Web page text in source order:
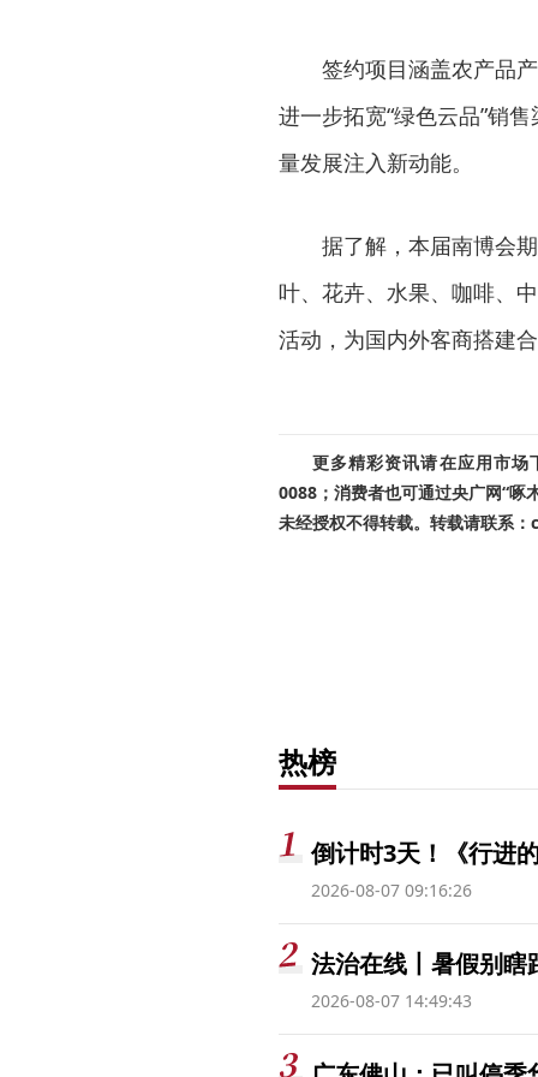
签约项目涵盖农产品
进一步拓宽“绿色云品”销
量发展注入新动能。
据了解，本届南博会
叶、花卉、水果、咖啡、
活动，为国内外客商搭建
更多精彩资讯请在应用市场
0088；消费者也可通过央广网“啄
未经授权不得转载。转载请联系
热榜
倒计时3天！《行进
2026-08-07 09:16:26
法治在线丨暑假别瞎
2026-08-07 14:49:43